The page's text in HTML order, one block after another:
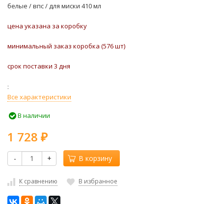
белые / впс / для миски 410 мл
цена указана за коробку
минимальный заказ коробка (576 шт)
срок поставки 3 дня
Все характеристики
В наличии
1 728 ₽
- + В корзину
К сравнению В избранное